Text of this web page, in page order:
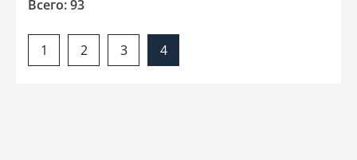
Всего: 93
1 2 3 4